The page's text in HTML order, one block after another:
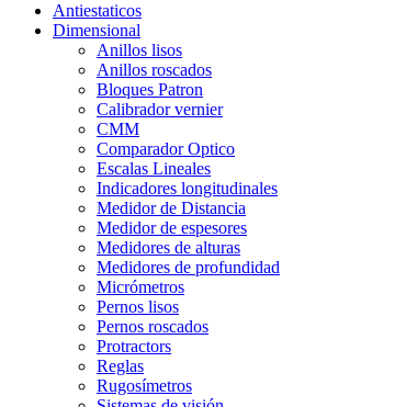
Antiestaticos
Dimensional
Anillos lisos
Anillos roscados
Bloques Patron
Calibrador vernier
CMM
Comparador Optico
Escalas Lineales
Indicadores longitudinales
Medidor de Distancia
Medidor de espesores
Medidores de alturas
Medidores de profundidad
Micrómetros
Pernos lisos
Pernos roscados
Protractors
Reglas
Rugosímetros